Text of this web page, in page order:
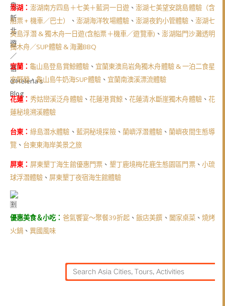
澎湖： 澎湖南方四島＋七美＋藍洞一日遊 、澎湖七美望安跳島體驗（含
船票 + 機車／巴士）
、 澎湖海洋牧場體驗 、澎湖夜釣小管體驗 、 澎湖七
美島浮潛 & 獨木舟一日遊(含船票＋機車／遊覽車) 、澎湖隘門沙灘透明
獨木舟／SUP體驗 & 海灘BBQ
宜蘭： 龜山島登島賞鯨體驗、 宜蘭東澳烏岩角獨木舟體驗 & 一泊二食星
空野營、龜山島牛奶海SUP體驗 、 宜蘭南澳溪漂流體驗
花蓮： 秀姑巒溪泛舟體驗、花蓮港賞鯨、花蓮清水斷崖獨木舟體驗、花
蓮秘境溯溪體驗
台東： 綠島潛水體驗 、 藍洞秘境探險、 蘭嶼浮潛體驗、蘭嶼夜間生態導
覽 、 台東東海岸美景之旅
屏東： 屏東墾丁海生館優惠門票 、 墾丁鹿境梅花鹿生態園區門票、 小琉
球浮潛體驗 、 屏東墾丁夜宿海生館體驗
優惠美食＆小吃： 爸氣饗宴～聚餐39折起 、飯店美饌 、 闔家桌菜、燒烤
火鍋 、 異國風味